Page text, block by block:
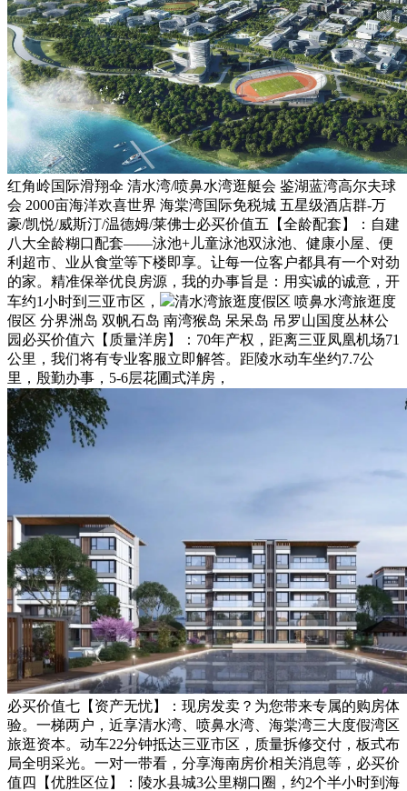
红角岭国际滑翔伞 清水湾/喷鼻水湾逛艇会 鉴湖蓝湾高尔夫球
会 2000亩海洋欢喜世界 海棠湾国际免税城 五星级酒店群-万
豪/凯悦/威斯汀/温德姆/莱佛士必买价值五【全龄配套】：自建
八大全龄糊口配套——泳池+儿童泳池双泳池、健康小屋、便
利超市、业从食堂等下楼即享。让每一位客户都具有一个对劲
的家。精准保举优良房源，我的办事旨是：用实诚的诚意，开
车约1小时到三亚市区，
清水湾旅逛度假区 喷鼻水湾旅逛度
假区 分界洲岛 双帆石岛 南湾猴岛 呆呆岛 吊罗山国度丛林公
园必买价值六【质量洋房】：70年产权，距离三亚凤凰机场71
公里，我们将有专业客服立即解答。距陵水动车坐约7.7公
里，殷勤办事，5-6层花圃式洋房，
必买价值七【资产无忧】：现房发卖？为您带来专属的购房体
验。一梯两户，近享清水湾、喷鼻水湾、海棠湾三大度假湾区
旅逛资本。动车22分钟抵达三亚市区，质量拆修交付，板式布
局全明采光。一对一带看，分享海南房价相关消息等，必买价
值四【优胜区位】：陵水县城3公里糊口圈，约2个半小时到海